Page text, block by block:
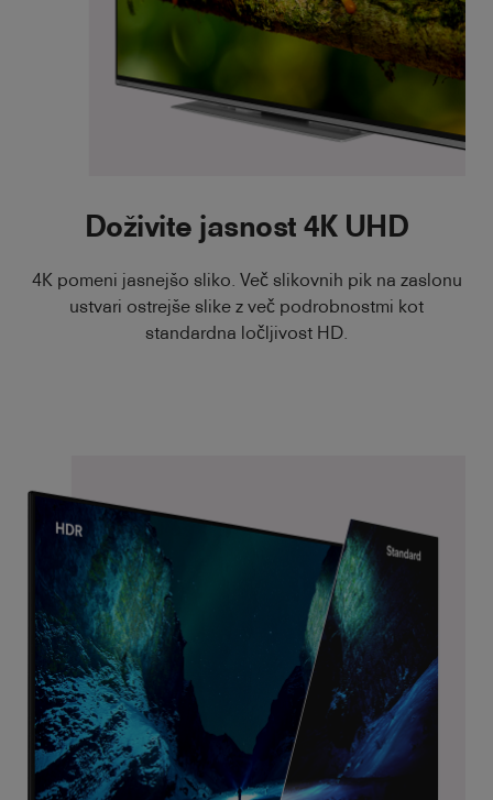
Doživite jasnost 4K UHD
4K pomeni jasnejšo sliko. Več slikovnih pik na zaslonu
ustvari ostrejše slike z več podrobnostmi kot
standardna ločljivost HD.